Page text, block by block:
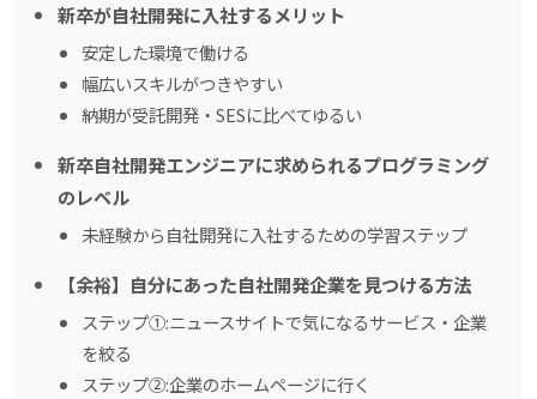
新卒が自社開発に入社するメリット
安定した環境で働ける
幅広いスキルがつきやすい
納期が受託開発・SESに比べてゆるい
新卒自社開発エンジニアに求められるプログラミング
のレベル
未経験から自社開発に入社するための学習ステップ
【余裕】自分にあった自社開発企業を見つける方法
ステップ①:ニュースサイトで気になるサービス・企業
を絞る
ステップ②:企業のホームページに行く